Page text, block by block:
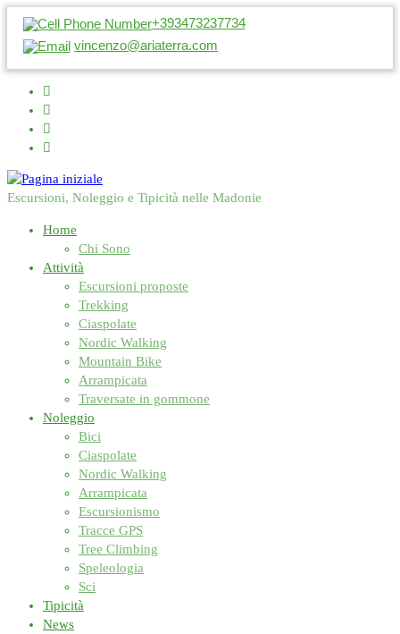
+393473237734
vincenzo@ariaterra.com
Escursioni, Noleggio e Tipicità nelle Madonie
Home
Chi Sono
Attività
Escursioni proposte
Trekking
Ciaspolate
Nordic Walking
Mountain Bike
Arrampicata
Traversate in gommone
Noleggio
Bici
Ciaspolate
Nordic Walking
Arrampicata
Escursionismo
Tracce GPS
Tree Climbing
Speleologia
Sci
Tipicità
News